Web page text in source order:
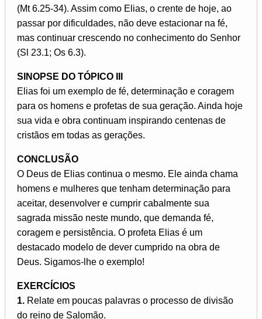
(Mt 6.25-34). Assim como Elias, o crente de hoje, ao
passar por dificuldades, não deve estacionar na fé,
mas continuar crescendo no conhecimento do Senhor
(Sl 23.1; Os 6.3).
SINOPSE DO TÓPICO III
Elias foi um exemplo de fé, determinação e coragem
para os homens e profetas de sua geração. Ainda hoje
sua vida e obra continuam inspirando centenas de
cristãos em todas as gerações.
CONCLUSÃO
O Deus de Elias continua o mesmo. Ele ainda chama
homens e mulheres que tenham determinação para
aceitar, desenvolver e cumprir cabalmente sua
sagrada missão neste mundo, que demanda fé,
coragem e persistência. O profeta Elias é um
destacado modelo de dever cumprido na obra de
Deus. Sigamos-lhe o exemplo!
EXERCÍCIOS
1. Relate em poucas palavras o processo de divisão
do reino de Salomão.